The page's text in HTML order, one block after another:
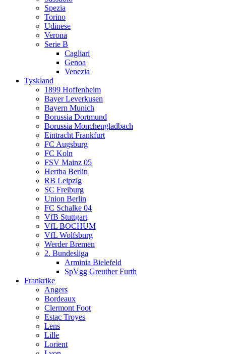
Spezia
Torino
Udinese
Verona
Serie B
Cagliari
Genoa
Venezia
Tyskland
1899 Hoffenheim
Bayer Leverkusen
Bayern Munich
Borussia Dortmund
Borussia Monchengladbach
Eintracht Frankfurt
FC Augsburg
FC Koln
FSV Mainz 05
Hertha Berlin
RB Leipzig
SC Freiburg
Union Berlin
FC Schalke 04
VfB Stuttgart
VfL BOCHUM
VfL Wolfsburg
Werder Bremen
2. Bundesliga
Arminia Bielefeld
SpVgg Greuther Furth
Frankrike
Angers
Bordeaux
Clermont Foot
Estac Troyes
Lens
Lille
Lorient